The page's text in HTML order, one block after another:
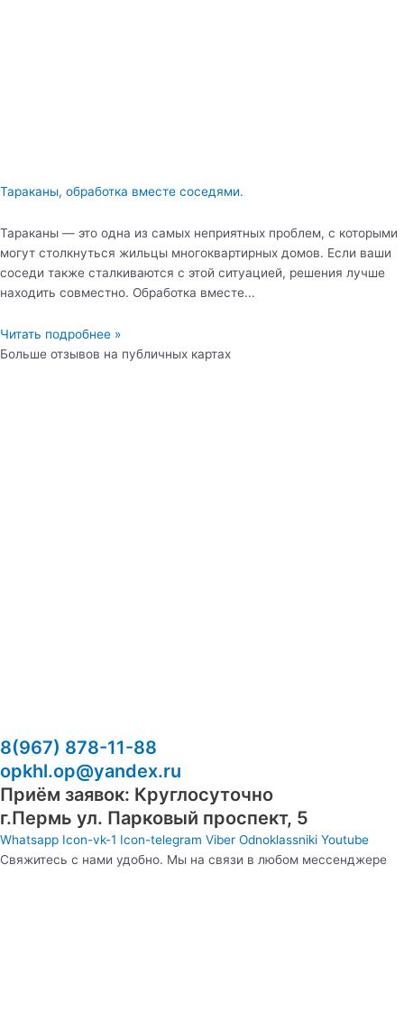
Тараканы, обработка вместе соседями.
Тараканы — это одна из самых неприятных проблем, с которыми
могут столкнуться жильцы многоквартирных домов. Если ваши
соседи также сталкиваются с этой ситуацией, решения лучше
находить совместно. Обработка вместе...
Читать подробнее »
Больше отзывов на публичных картах
8(967) 878-11-88
opkhl.op@yandex.ru
Приём заявок: Круглосуточно
​г.Пермь ул. Парковый проспект, 5
Whatsapp Icon-vk-1 Icon-telegram Viber Odnoklassniki Youtube
Свяжитесь с нами удобно. Мы на связи в любом мессенджере